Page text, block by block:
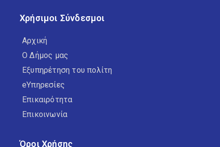
Χρήσιμοι Σύνδεσμοι
Αρχική
Ο Δήμος μας
Εξυπηρέτηση του πολίτη
eΥπηρεσίες
Επικαιρότητα
Επικοινωνία
Όροι Χρήσης